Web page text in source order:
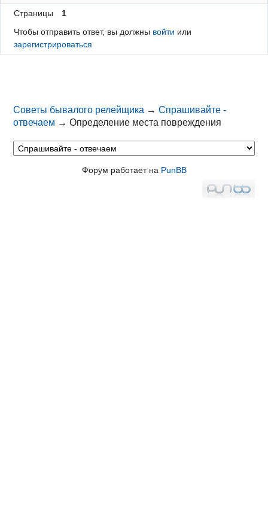
Страницы
1
Чтобы отправить ответ, вы должны войти или
зарегистрироваться
Советы бывалого релейщика →Спрашивайте -
отвечаем →Определение места повреждения
Форум работает на PunBB